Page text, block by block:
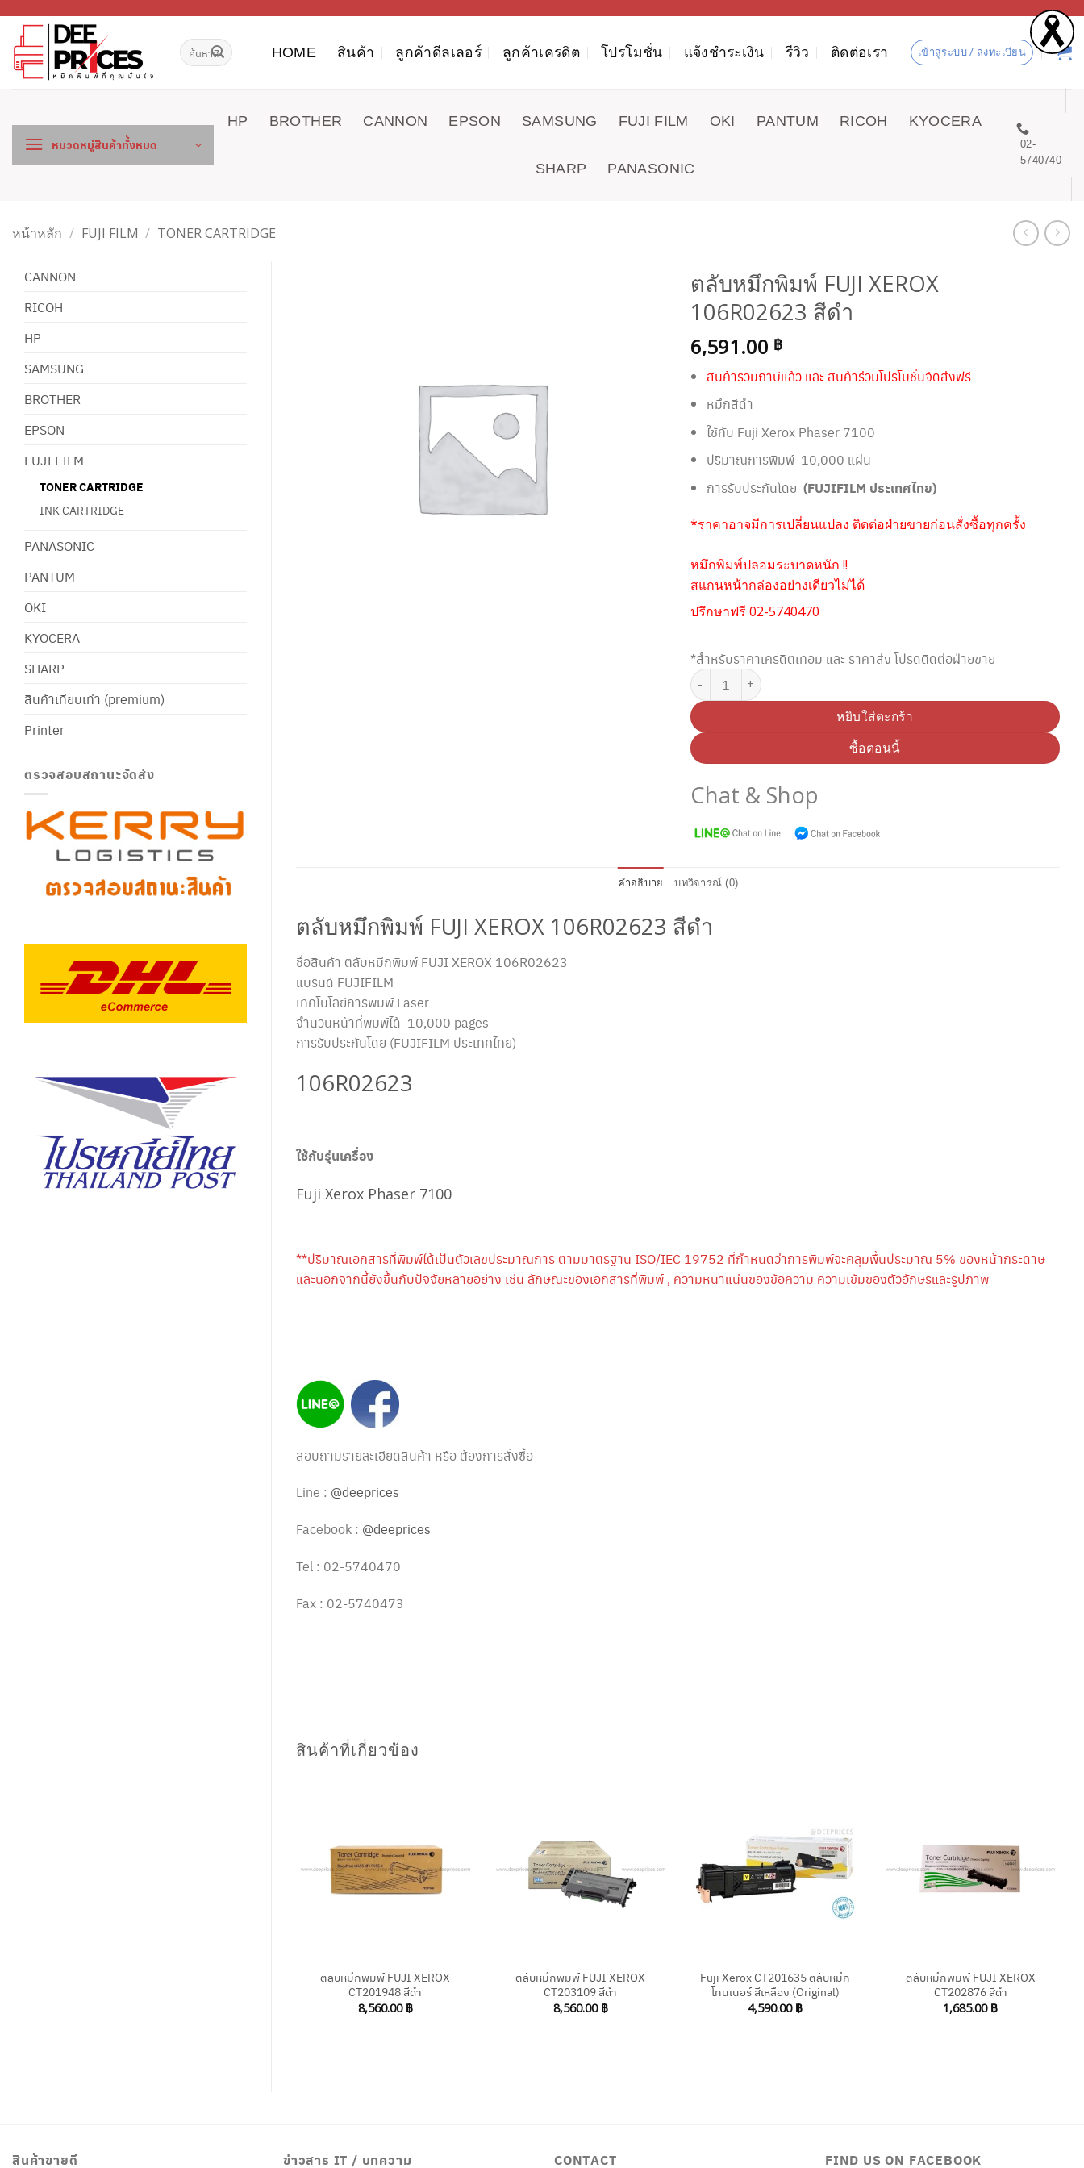
เนื้อหา
ค้นหา: HOME สินค้า ลูกค้าดีลเลอร์ ลูกค้าเครดิต โปรโมชั่น แจ้งชำระเงิน รีวิว ติดต่อเรา เข้าสู่ระบบ / ลงทะเบียน
หมวดหมู่สินค้าทั้งหมด
HP BROTHER CANNON EPSON SAMSUNG FUJI FILM OKI PANTUM RICOH KYOCERA
SHARP PANASONIC
02-
5740740
หน้าหลัก / FUJI FILM / TONER CARTRIDGE
CANNON
RICOH
HP
SAMSUNG
BROTHER
EPSON
FUJI FILM
TONER CARTRIDGE
INK CARTRIDGE
PANASONIC
PANTUM
OKI
KYOCERA
SHARP
สินค้าเทียบเท่า (premium)
Printer
ตรวจสอบสถานะจัดส่ง
ตลับหมึกพิมพ์ FUJI XEROX
106R02623 สีดำ
6,591.00 ฿
สินค้ารวมภาษีแล้ว และ สินค้าร่วมโปรโมชั่นจัดส่งฟรี
หมึกสีดำ
ใช้กับ Fuji Xerox Phaser 7100
ปริมาณการพิมพ์ 10,000 แผ่น
การรับประกันโดย (FUJIFILM ประเทศไทย)
*ราคาอาจมีการเปลี่ยนแปลง ติดต่อฝ่ายขายก่อนสั่งซื้อทุกครั้ง
หมึกพิมพ์ปลอมระบาดหนัก !!
สแกนหน้ากล่องอย่างเดียวไม่ได้
ปรึกษาฟรี 02-5740470
*สำหรับราคาเครดิตเทอม และ ราคาส่ง โปรดติดต่อฝ่ายขาย
จำนวน ตลับหมึกพิมพ์ FUJI XEROX 106R02623 สีดำ ชิ้น
หยิบใส่ตะกร้า
ซื้อตอนนี้
Chat & Shop
คำอธิบาย บทวิจารณ์ (0)
ตลับหมึกพิมพ์ FUJI XEROX 106R02623 สีดำ
ชื่อสินค้า ตลับหมึกพิมพ์ FUJI XEROX 106R02623
แบรนด์ FUJIFILM
เทคโนโลยีการพิมพ์ Laser
จำนวนหน้าที่พิมพ์ได้ 10,000 pages
การรับประกันโดย (FUJIFILM ประเทศไทย)
106R02623
ใช้กับรุ่นเครื่อง
Fuji Xerox Phaser 7100
**ปริมาณเอกสารที่พิมพ์ได้เป็นตัวเลขประมาณการ ตามมาตรฐาน ISO/IEC 19752 ที่กำหนดว่าการพิมพ์จะคลุมพื้นประมาณ 5% ของหน้ากระดาษ
และนอกจากนี้ยังขึ้นกับปัจจัยหลายอย่าง เช่น ลักษณะของเอกสารที่พิมพ์ , ความหนาแน่นของข้อความ ความเข้มของตัวอักษรและรูปภาพ
สอบถามรายละเอียดสินค้า หรือ ต้องการสั่งซื้อ
Line : @deeprices
Facebook : @deeprices
Tel : 02-5740470
Fax : 02-5740473
สินค้าที่เกี่ยวข้อง
ตลับหมึกพิมพ์ FUJI XEROX
CT201948 สีดำ
8,560.00 ฿
ตลับหมึกพิมพ์ FUJI XEROX
CT203109 สีดำ
8,560.00 ฿
Fuji Xerox CT201635 ตลับหมึก
โทนเนอร์ สีเหลือง (Original)
4,590.00 ฿
ตลับหมึกพิมพ์ FUJI XEROX
CT202876 สีดำ
1,685.00 ฿
สินค้าขายดี ข่าวสาร IT / บทความ CONTACT FIND US ON FACEBOOK